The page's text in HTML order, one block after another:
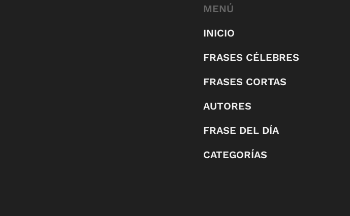
MENÚ
INICIO
FRASES CÉLEBRES
FRASES CORTAS
AUTORES
FRASE DEL DÍA
CATEGORÍAS